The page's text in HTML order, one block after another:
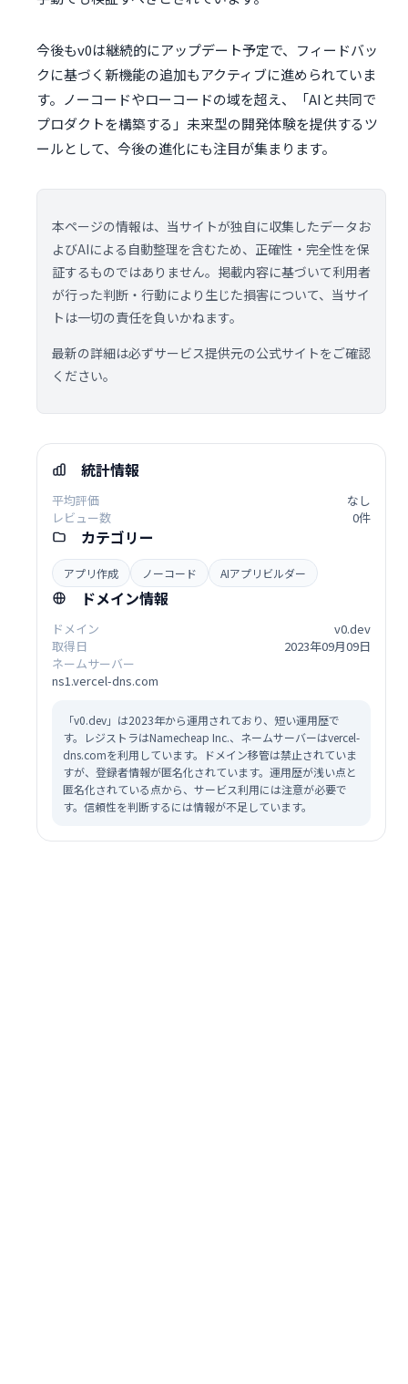
今後もv0は継続的にアップデート予定で、フィードバッ
クに基づく新機能の追加もアクティブに進められていま
す。ノーコードやローコードの域を超え、「AIと共同で
プロダクトを構築する」未来型の開発体験を提供するツ
ールとして、今後の進化にも注目が集まります。
本ページの情報は、当サイトが独自に収集したデータお
よびAIによる自動整理を含むため、正確性・完全性を保
証するものではありません。掲載内容に基づいて利用者
が行った判断・行動により生じた損害について、当サイ
トは一切の責任を負いかねます。
最新の詳細は必ずサービス提供元の公式サイトをご確認
ください。
統計情報
平均評価
なし
レビュー数
0件
カテゴリー
アプリ作成 ノーコード AIアプリビルダー
ドメイン情報
ドメイン
v0.dev
取得日
2023年09月09日
ネームサーバー
ns1.vercel-dns.com
「v0.dev」は2023年から運用されており、短い運用歴で
す。レジストラはNamecheap Inc.、ネームサーバーはvercel-
dns.comを利用しています。ドメイン移管は禁止されていま
すが、登録者情報が匿名化されています。運用歴が浅い点と
匿名化されている点から、サービス利用には注意が必要で
す。信頼性を判断するには情報が不足しています。